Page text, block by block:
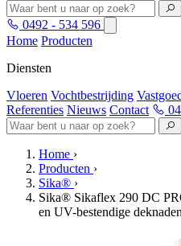
0492 - 534 596
Home Producten
Diensten
Vloeren Vochtbestrijding
Referenties Nieuws Contact
Home ›
Producten ›
Sika® ›
Sika® Sikaflex 290 DC
en UV-bestendige